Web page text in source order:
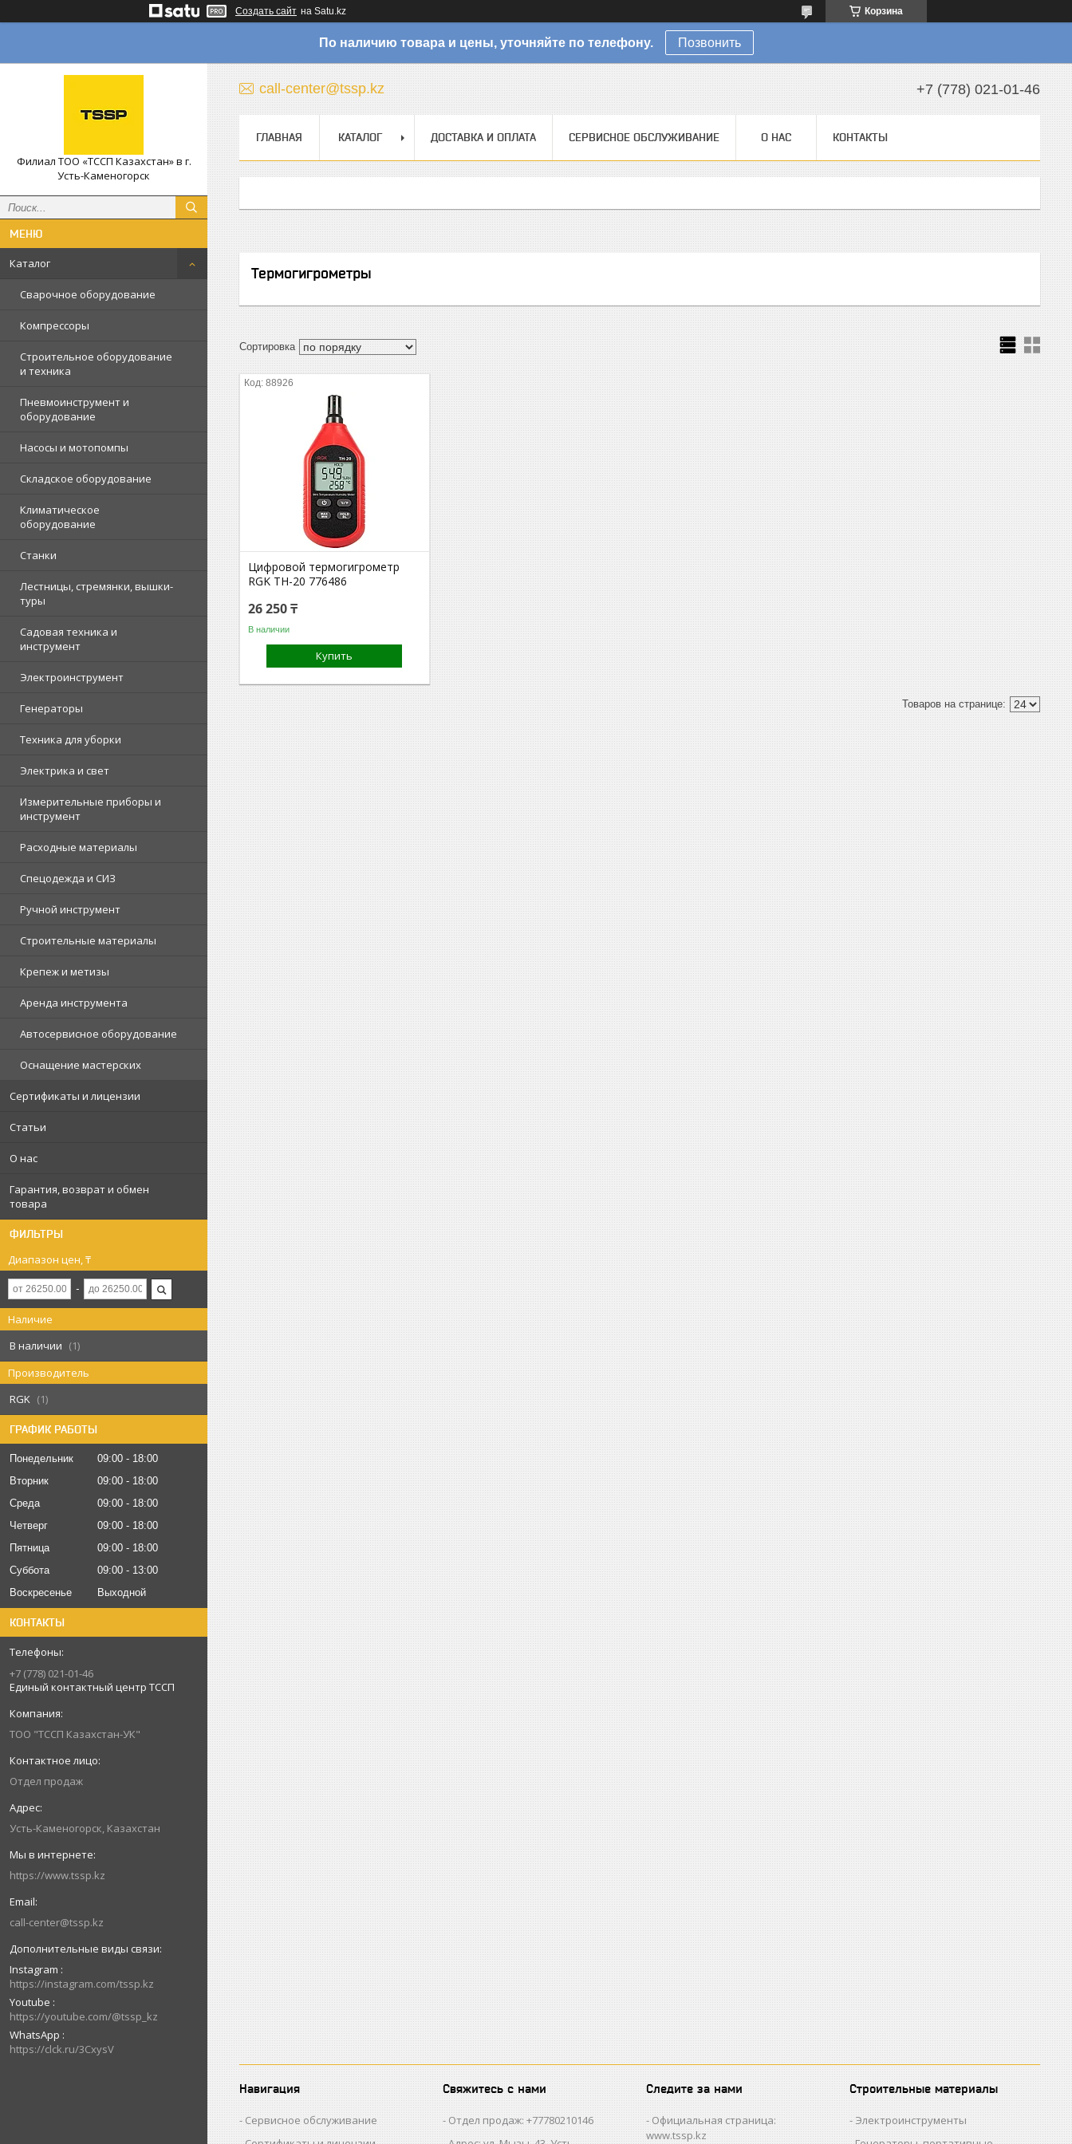
Создать сайт на Satu.kz Корзина
По наличию товара и цены, уточняйте по телефону. Позвонить
Филиал ТОО «ТССП Казахстан» в г.
Усть-Каменогорск
Каталог
Сварочное оборудование
Компрессоры
Строительное оборудование
и техника
Пневмоинструмент и
оборудование
Насосы и мотопомпы
Складское оборудование
Климатическое
оборудование
Станки
Лестницы, стремянки, вышки-
туры
Садовая техника и
инструмент
Электроинструмент
Генераторы
Техника для уборки
Электрика и свет
Измерительные приборы и
инструмент
Расходные материалы
Спецодежда и СИЗ
Ручной инструмент
Строительные материалы
Крепеж и метизы
Аренда инструмента
Автосервисное оборудование
Оснащение мастерских
Сертификаты и лицензии
Статьи
О нас
Гарантия, возврат и обмен
товара
ФИЛЬТРЫ
Диапазон цен, ₸
Наличие
В наличии
1
Производитель
RGK
1
ГРАФИК РАБОТЫ
Понедельник 09:00
18:00
Вторник
09:00
18:00
Среда
09:00
18:00
Четверг
09:00
18:00
Пятница
09:00
18:00
Суббота
09:00
13:00
Воскресенье
Выходной
КОНТАКТЫ
+7 (778) 021-01-46
Единый контактный центр ТССП
ТОО "ТССП Казахстан-УК"
Отдел продаж
Усть-Каменогорск, Казахстан
https://www.tssp.kz
call-center@tssp.kz
Instagram
https://instagram.com/tssp.kz
Youtube
https://youtube.com/@tssp_kz
WhatsApp
https://clck.ru/3CxysV
call-center@tssp.kz +7 (778) 021-01-46
ГЛАВНАЯ КАТАЛОГ ДОСТАВКА И ОПЛАТА СЕРВИСНОЕ ОБСЛУЖИВАНИЕ О НАС КОНТАКТЫ
Термогигрометры
88926
Цифровой термогигрометр
RGK TH-20 776486
26 250 ₸
В наличии
Купить
Навигация
Сервисное обслуживание
Свяжитесь с нами
Отдел продаж: +77780210146
Следите за нами
Официальная страница:
www.tssp.kz
Строительные материалы
Электроинструменты